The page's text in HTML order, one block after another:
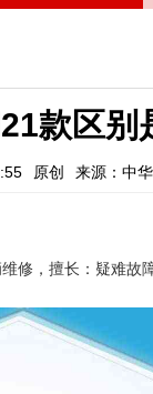
款区别
原创 来源：中